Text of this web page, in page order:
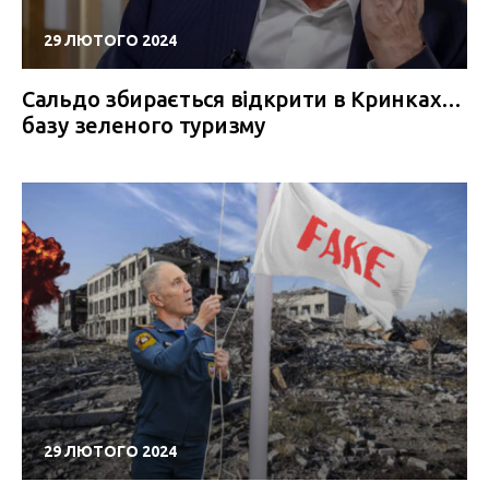
29 ЛЮТОГО 2024
Сальдо збирається відкрити в Кринках…
базу зеленого туризму
29 ЛЮТОГО 2024